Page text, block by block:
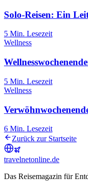
Solo-Reisen: Ein
5 Min. Lesezeit
Wellness
5 Min. Lesezeit
Wellness
6 Min. Lesezeit
Zurück zur Startseite
travelnetonline.de
Das Reisemagazin für